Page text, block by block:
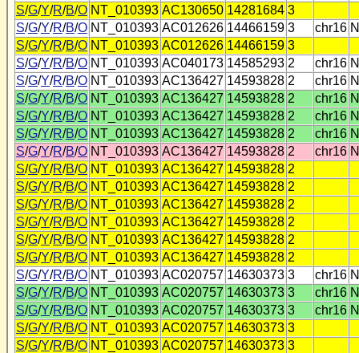
S/G/Y/R/B/O NT_010393 AC130650 14281684 3
S/G/Y/R/B/O NT_010393 AC012626 14466159 3 chr16
S/G/Y/R/B/O NT_010393 AC012626 14466159 3
S/G/Y/R/B/O NT_010393 AC040173 14585293 2 chr16
S/G/Y/R/B/O NT_010393 AC136427 14593828 2 chr16
S/G/Y/R/B/O NT_010393 AC136427 14593828 2 chr16
S/G/Y/R/B/O NT_010393 AC136427 14593828 2 chr16
S/G/Y/R/B/O NT_010393 AC136427 14593828 2 chr16
S/G/Y/R/B/O NT_010393 AC136427 14593828 2 chr16
S/G/Y/R/B/O NT_010393 AC136427 14593828 2
S/G/Y/R/B/O NT_010393 AC136427 14593828 2
S/G/Y/R/B/O NT_010393 AC136427 14593828 2
S/G/Y/R/B/O NT_010393 AC136427 14593828 2
S/G/Y/R/B/O NT_010393 AC136427 14593828 2
S/G/Y/R/B/O NT_010393 AC136427 14593828 2
S/G/Y/R/B/O NT_010393 AC020757 14630373 3 chr16
S/G/Y/R/B/O NT_010393 AC020757 14630373 3 chr16
S/G/Y/R/B/O NT_010393 AC020757 14630373 3 chr16
S/G/Y/R/B/O NT_010393 AC020757 14630373 3
S/G/Y/R/B/O NT_010393 AC020757 14630373 3